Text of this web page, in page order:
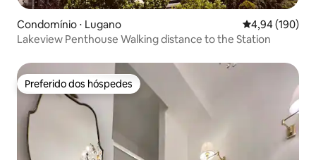
Condomínio ⋅ Lugano 4,94 de uma
4,94 (190)
Lakeview Penthouse Walking distance to the Station
Preferido dos hóspedes
Preferido dos hóspedes